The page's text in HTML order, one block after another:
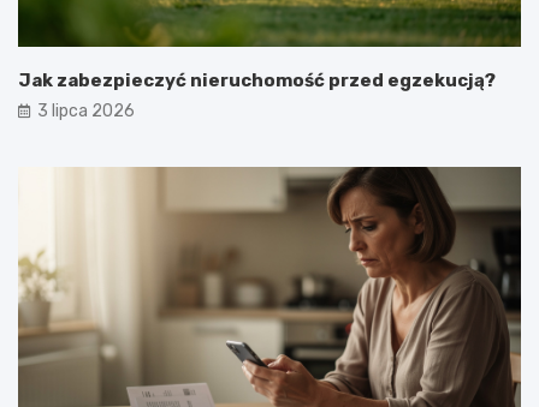
Jak zabezpieczyć nieruchomość przed egzekucją?
3 lipca 2026